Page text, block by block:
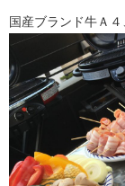
国産ブランド牛Ａ